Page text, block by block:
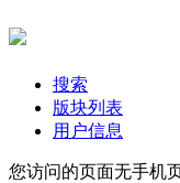
搜索
版块列表
用户信息
您访问的页面无手机